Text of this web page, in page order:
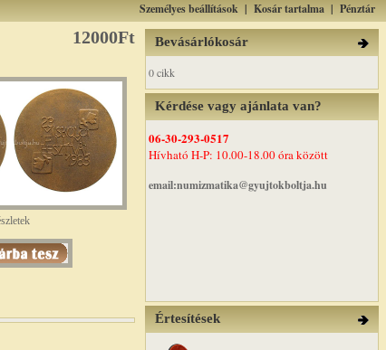
Személyes beállítások | Kosár tartalma | Pénztár
12000Ft Bevásárlókosár
0 cikk
Kérdése vagy ajánlata van?
06-30-293-0517
Hívható H-P: 10.00-18.00 óra között
email:numizmatika@gyujtokboltja.hu
Értesítések